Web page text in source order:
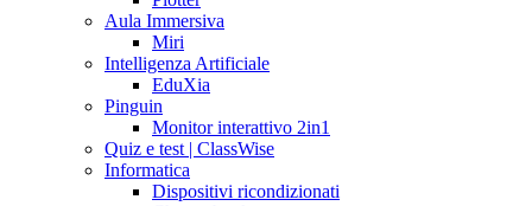
Aula Immersiva
Miri
Intelligenza Artificiale
EduXia
Pinguin
Monitor interattivo 2in1
Quiz e test | ClassWise
Informatica
Dispositivi ricondizionati